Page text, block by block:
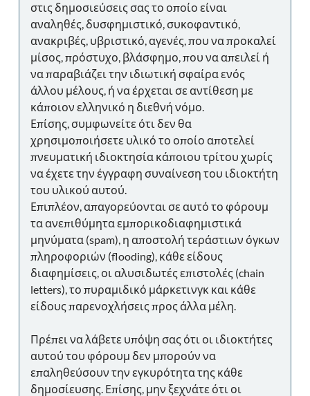
στις δημοσιεύσεις σας το οποίο είναι
αναληθές, δυσφημιστικό, συκοφαντικό,
ανακριβές, υβριστικό, αγενές, που να προκαλεί
μίσος, πρόστυχο, βλάσφημο, που να απειλεί ή
να παραβιάζει την ιδιωτική σφαίρα ενός
άλλου μέλους, ή να έρχεται σε αντίθεση με
κάποιον ελληνικό η διεθνή νόμο.
Επίσης, συμφωνείτε ότι δεν θα
χρησιμοποιήσετε υλικό το οποίο αποτελεί
πνευματική ιδιοκτησία κάποιου τρίτου χωρίς
να έχετε την έγγραφη συναίνεση του ιδιοκτήτη
του υλικού αυτού.
Επιπλέον, απαγορεύονται σε αυτό το φόρουμ
τα ανεπιθύμητα εμπορικοδιαφημιστικά
μηνύματα (spam), η αποστολή τεράστιων όγκων
πληροφοριών (flooding), κάθε είδους
διαφημίσεις, οι αλυσιδωτές επιστολές (chain
letters), το πυραμιδικό μάρκετινγκ και κάθε
είδους παρενοχλήσεις προς άλλα μέλη.
Πρέπει να λάβετε υπόψη σας ότι οι ιδιοκτήτες
αυτού του φόρουμ δεν μπορούν να
επαληθεύσουν την εγκυρότητα της κάθε
δημοσίευσης. Επίσης, μην ξεχνάτε ότι οι